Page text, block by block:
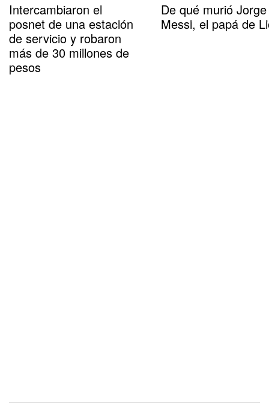
Intercambiaron el
posnet de una estación
de servicio y robaron
más de 30 millones de
pesos
De qué murió Jorge
Messi, el papá de